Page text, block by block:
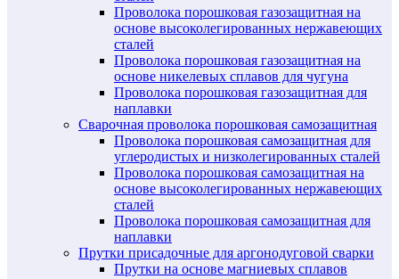
Проволока порошковая газозащитная на
основе высоколегированных нержавеющих
сталей
Проволока порошковая газозащитная на
основе никелевых сплавов для чугуна
Проволока порошковая газозащитная для
наплавки
Сварочная проволока порошковая самозащитная
Проволока порошковая самозащитная для
углеродистых и низколегированных сталей
Проволока порошковая самозащитная на
основе высоколегированных нержавеющих
сталей
Проволока порошковая самозащитная для
наплавки
Прутки присадочные для аргонодуговой сварки
Прутки на основе магниевых сплавов